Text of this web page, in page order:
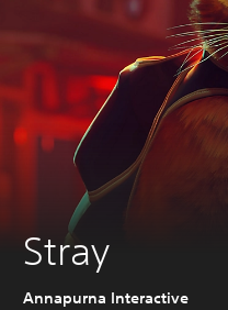
Stray
Annapurna Interactive